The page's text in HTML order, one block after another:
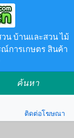
น บ้านและสวน ไม้
การเกษตร สินค้า
ค้นหา
ติดต่อโฆษณา